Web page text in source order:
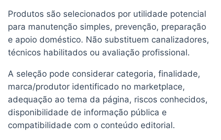
Produtos são selecionados por utilidade potencial
para manutenção simples, prevenção, preparação
e apoio doméstico. Não substituem canalizadores,
técnicos habilitados ou avaliação profissional.
A seleção pode considerar categoria, finalidade,
marca/produtor identificado no marketplace,
adequação ao tema da página, riscos conhecidos,
disponibilidade de informação pública e
compatibilidade com o conteúdo editorial.